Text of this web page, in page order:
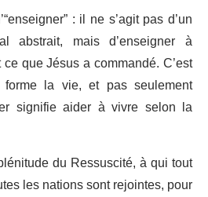
: il ne s’agit pas d’un
abstrait, mais d’enseigner à
que Jésus a commandé. C’est
la vie, et pas seulement
signifie aider à vivre selon la
du Ressuscité, à qui tout
les nations sont rejointes, pour